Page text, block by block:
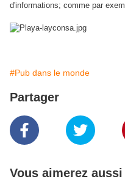
d'informations; comme par
#Pub dans le monde
Partager
Vous aimerez aussi